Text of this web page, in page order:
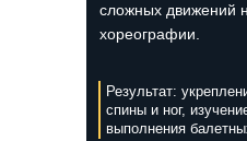
сложных движений
хореографии.
Результат:
спины и ног,
выполнения